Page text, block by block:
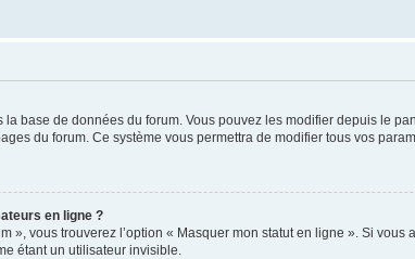
base de données du forum. Vous pouvez les modifier depuis le
du forum. Ce système vous permettra de modifier tous vos
en ligne ?
», vous trouverez l’option « Masquer mon statut en ligne ». Si
étant un utilisateur invisible.